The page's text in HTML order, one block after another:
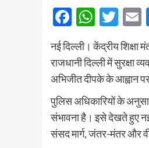
नई दिल्ली। केंद्रीय शिक्षा
राजधानी दिल्ली में सुरक्षा
अभिजीत दीपके के आह्वान
पुलिस अधिकारियों के
संभावना है। इसे देखते हुए
संसद मार्ग, जंतर-मंतर और